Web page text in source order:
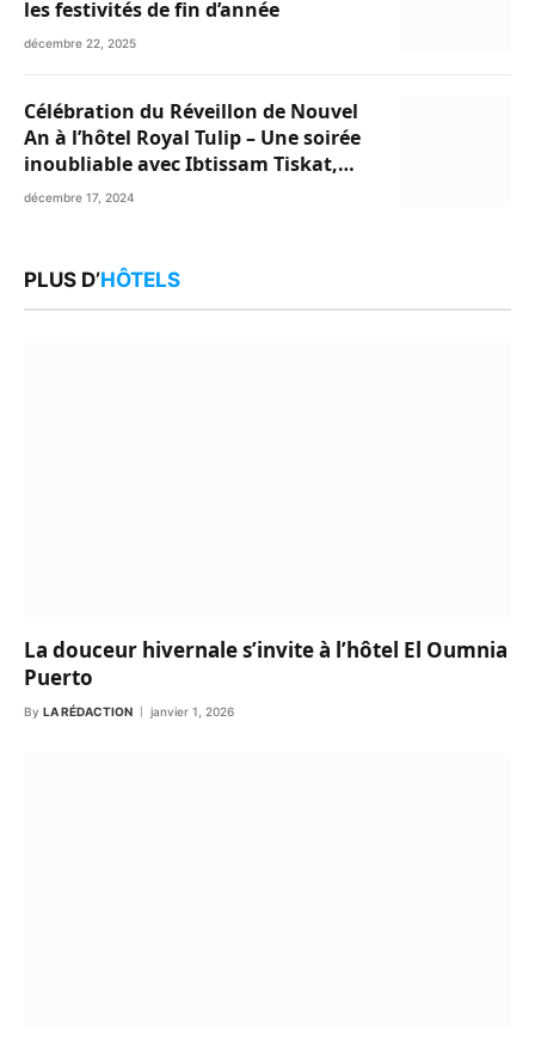
les festivités de fin d’année
décembre 22, 2025
Célébration du Réveillon de Nouvel
An à l’hôtel Royal Tulip – Une soirée
inoubliable avec Ibtissam Tiskat,
Oussama Abdedaim et Abdelwahed
décembre 17, 2024
PLUS D’HÔTELS
La douceur hivernale s’invite à l’hôtel El Oumnia
Puerto
By LA RÉDACTION janvier 1, 2026